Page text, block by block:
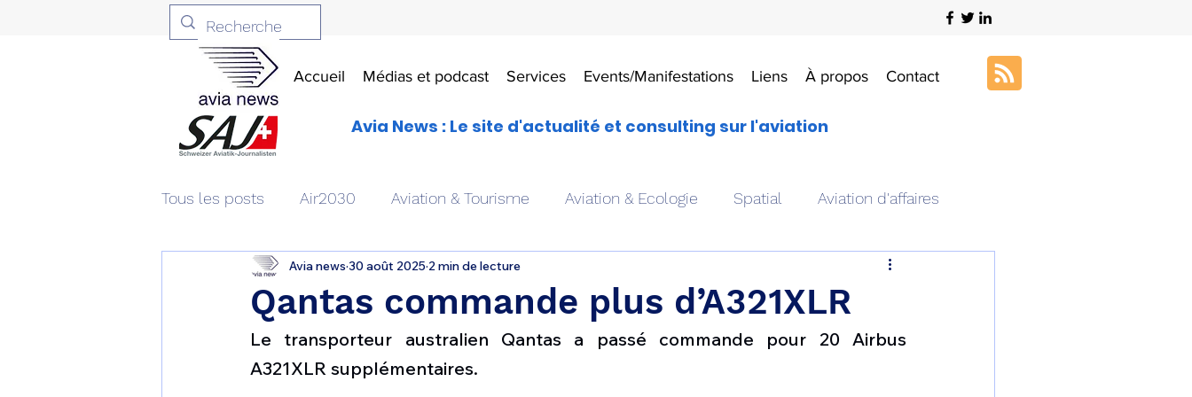
Accueil Médias et podcast Services Events/Manifestations Liens À propos Contact
Avia News : Le site d'actualité et consulting sur l'aviation
Tous les posts Air2030 Aviation & Tourisme Aviation & Ecologie Spatial Aviation d'affaires
Aviation & Défense Livres Drones aériens Art & Aviation
Patrimoine aéronautique Avionique & pilotage Avion expérimental Formation aéronautique
Qantas commande plus d’A321XLR
Avia news 30 août 2025 2 min de lecture
Le transporteur australien Qantas a passé commande pour 20 Airbus
A321XLR supplémentaires.